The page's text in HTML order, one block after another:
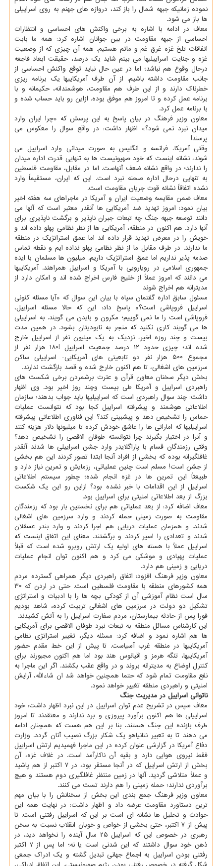
نموده زمانیکه جبهه شمال را باز کند، دروازه های جهنم به روی اسراییلی
ها باز می شود.
معاف در ادامه با اشاره به برخی واکنش های احساسی و انتظارات
احساسی از جبهه مقاومت در بین جوانان اشاره کرد: همه ما بابت
اتفاقات تلخ غزه غرق غم و ماتم هستیم. همه آن چیزی که از وضعیت
غزه و جنایت اسراییلیها می بینم شاید یک درصد، حقیقت ابعاد فاجعه
درحال وقوع هم نباشد؛ اما در عین حال نباید توقع واکنش احساسی از
جانب مقاومت داشته باشیم. از آن طرف آمریکاییها یک برنامه ریزی
خطرناک دارند و از این طرف هم مقاومت، هوشمندانه، حکیمانه و با
برنامه عمل کرده و تا امروز هم موفق بوده. ازاین رو باید حساب شده و
با برنامه عمل کرد.
معاون وزیر فرهنگ در بیان پاسخ به این پرسش که «چرا ایران وارد
میدان نبرد نمی شود؟» اظهار داشت: در واقع سوال را معکوس می
پرسند!
وقتی آمریکا، فرانسه و انگلیس به صورت میدانی وارد اسراییل می
شوند، نشانه اینست که خود صهیونیست ها به تنهایی قدرت اداره میدان
را ندارند؛ در واقع نشانه ضعف آنهاست. اما در مقابل، مقاومت فلسطین
به تنهایی درحال اداره صحنه نبرد است. این که ایران، مستقیماً وارد
نشده اتفاقاً نشانه قوت جریان مقاومت است.
معاف ضمن مقایسه وضعیت ایران و آمریکا در ماجراهای سه هفته اخیر
بیان نمود: امروز تهدید ضد آمریکایی ها آنقدر معتبر است که آنها می
دانند توسعه جبهه جنگ چه تبعات جبران ناپذیر و برگشت ناپذیری برای
آنها دارد. هم اکنون در منطقه، آمریکایی ها از نظر نظامی پهلو داده اند و
خویش را در معرض تهدید قرار داده اند اما عمق استراتژیک در منطقه
ما ندارند. در طرف مقابل ما از نظر نظامی پهلو نداده ایم و نقطه تماس
صدمه پذیر نداریم اما عمق استراتژیک داریم. میلیون ها مسلمان با ایده
جمهوری اسلامی در رویارویی با آمریکا و اسراییل همراهند. آمریکاییها
می دانند که امروز عملاً از خلیج فارس اخراج شده اند و امکان دارد از
مدیترانه هم اخراج شوند
مسئول سابق اداره گفتمان سپاه با بیان این سوال که «آیا مسئله کنونی
اسراییل فروپاشی است؟» پاسخ داد: این که حالا مسئله اسراییل،
فروپاشی است را ما نمی گوییم؛ مکرون و بایدن می گویند. به اسراییلی
ها می گویند کاری نکنید که منجر به نابودیتان بشود. در همین مدت
بیست و چند روزه اخیر، نزدیک به یک میلیون نفر از اسراییل خارج
شده اند؛ چیزی حدود ۱۲ درصد جمعیت اسراییل !۱۸۰ هزار نفر از
مجموع ۵۰۰ هزار نفر دو تابعیتی های آمریکایی- اسراییلی ساکن
سرزمین های اشغالی، تا هم اکنون خارج شده و قصد بازگشت ندارند.
بخش دیگر سخنان معاون قرآن و عترت برشمردن برخی شکست های
راهبردی اسراییل و آمریکا طی بیست وچند روز اخیر بود. وی اظهار
داشت: چند سوال راهبردی است که اسراییلیها باید جواب بدهند؛ سازمان
اطلاعاتی هوشمند و پیشرفته اسراییل کجا بود که نتوانست عملیات
حماس را تشخیص دهد و پیشبینی کند؟ این فناوری اطلاعاتی پیشرفته
اسراییلیها که اماراتی ها را عاشق خودش کرده تا میلیونها دلار هزینه کنند
و آنرا در اختیار بگیرند چرا نتوانسته طوفان الاقصی را تشخیص دهد؟
وقتی رزمندگان قسام با پاراگلایدر وارد جشن اسراییلی ها شدند آنقدر
غافلگیرانه بوده که بخشی از افراد آنجا ابتدا تصور کردند این هم بخشی
از جشن است! مسلم است چنین عملیاتی، رزمایش و تمرین نیاز دارد و
طبیعتاً این تمرین ها در غزه انجام شده؛ چطور سیستم اطلاعاتی
اسراییل از این اقدامات با خبر نشده بود؟ ازاین رو این یک شکست
بزرگ از بعد اطلاعاتی امنیتی برای اسراییل بود.
معاف اضافه کرد: از بعد عملیاتی هم برای نخستین بار بود که رزمندگان
مقاومت به صورت زمینی حمله کردند و وارد سرزمین های اشغالی
شدند. و همزمان عملیات دریایی هم اجرا کردند و وارد بندر عسقلان
شدند و تعدادی را اسیر کردند و برگشتند. معنای این اتفاق اینست که
اسراییل عملاً با هسته های اولیه یک ارتش روبرو شده است که قبلاً
عملیات پهپادی و موشکی می کرد و هم اکنون توان انجام عملیات
دریایی و زمینی هم دارد.
معاون وزیر فرهنگ افزود: اتفاق راهبردی دیگر همراهی گسترده مردم
همه کشورهای منطقه با مقاومت فلسطین است. حتی در اردن که ۳۰
سال است نظام آموزشی آن از کودکی بچه ها را با ادبیات و استراتژی
تشکیل دو دولت در سرزمین های اشغالی تربیت کرده، شاهد بودیم
فورا پس از حادثه بیمارستان، مردم سفارت اسراییل را به آتش کشیدند.
این کارشناس مسائل منطقه به تبعات نبرد طوفان الاقصی برای آمریکایی
ها هم اشاره نمود و اضافه کرد: مسئله دیگر، تغییر استراتژی نظامی
آمریکاییها در منطقه غرب آسیاست. تا پیش از این خط مقدم حضور
آمریکاییها، تنگه هرمز و اقیانوس هند بود اما هم اکنون مجبورند برای
کنترل اوضاع به مدیترانه بروند و در واقع عقب بکشند. اگر این ماجرا به
نفع مقاومت تمام شود که حتما همچنین خواهد شد ان شاءالله، آرایش
امنیتی و راهبردی منطقه تغییر خواهد نمود.
ناتوانی اسراییل در مدیریت جنگ
معاف سپس در تشریح عدم توان اسراییل در این نبرد اظهار داشت: خود
اسراییلی ها هم اکنون برآورد پیروزی و برد ندارند و معتقدند تا امروز
طرف بازنده این جنگ هستند، بنا بر این هم هست که همچنان ادامه
می دهند تا به تعبیر نتانیاهو یک شکار بزرگ نصیب آنان گردد. وزارت
دفاع آمریکا در گزارشی عنوان کرده در این ماجرا فهمیدیم ارتش اسراییل
فقط نیروی هوایی دارد و بقیه آن ناکارآمد است. در غلاف غزه، آن
بخش از ارتش اسراییل که در آنجا مستقر بود، در ۷ اکتبر از هم پاشید
و عملاً متلاشی گردید. آنها در زمین منتظر غافلگیری دوم هستند و هیچ
برآوردی ندارند؛ حمله زمینی را هم دارند تست می کنند.
معاون وزیر فرهنگ جمع بندی این بخش از سخنانش را با بیان مهم
ترین دستاورد مقاومت عرضه داد و اظهار داشت: در نهایت همه این
حوادث و تحلیل ها نشانه ای است بر این که اسراییل رفتنی است. تا
پیش از ۷ اکتبر، حتی بخشی از خواص و خوبان انقلاب نسبت به سخن
رهبری در خصوص این که اسراییل ۲۵ سال آینده را نخواهد دید، در
ذهن خود سوال داشتند که این شدنی است یا نه؛ اما پس از ۷ اکتبر
رفتنی بودن اسراییل به اجماع جهانی تبدیل گشته و یک ادراک جمعی